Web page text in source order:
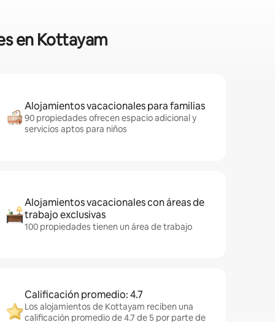
en Kottayam
Alojamientos vacacionales para familias
90 propiedades ofrecen espacio adicional y
servicios aptos para niños
Alojamientos vacacionales con áreas de
trabajo exclusivas
100 propiedades tienen un área de trabajo
Calificación promedio: 4.7
Los alojamientos de Kottayam reciben una
calificación promedio de 4.7 de 5 por parte de